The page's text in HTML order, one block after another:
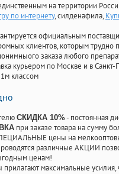
на территории
по интернету, силденафила,
официальным
клиентов, которым трудно
заказа любого
курьером по Москве и в
классом
СКИДКА 10%- постоянная
при заказе товара на сумму
цены на
различные АКЦИИ
ценам!
максимальные